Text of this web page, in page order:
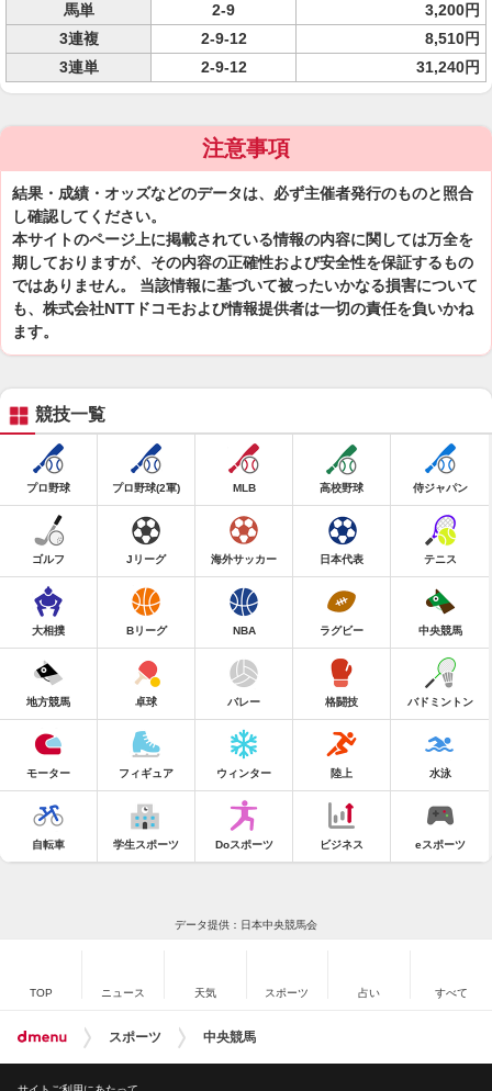
馬単
2-9
3,200円
3連複
2-9-12
8,510円
3連単
2-9-12 31,240円
注意事項
結果・成績・オッズなどのデータは、必ず主催者発行のものと照合
し確認してください。
本サイトのページ上に掲載されている情報の内容に関しては万全を
期しておりますが、その内容の正確性および安全性を保証するもの
ではありません。 当該情報に基づいて被ったいかなる損害について
も、株式会社NTTドコモおよび情報提供者は一切の責任を負いかね
ます。
競技一覧
プロ野球 プロ野球(2軍) MLB 高校野球 侍ジャパン
ゴルフ Jリーグ 海外サッカー 日本代表 テニス
大相撲 Bリーグ NBA ラグビー 中央競馬
地方競馬 卓球 バレー 格闘技 バドミントン
モーター フィギュア ウィンター 陸上 水泳
自転車 学生スポーツ Doスポーツ ビジネス eスポーツ
データ提供：日本中央競馬会
TOP ニュース 天気 スポーツ 占い すべて
スポーツ 中央競馬